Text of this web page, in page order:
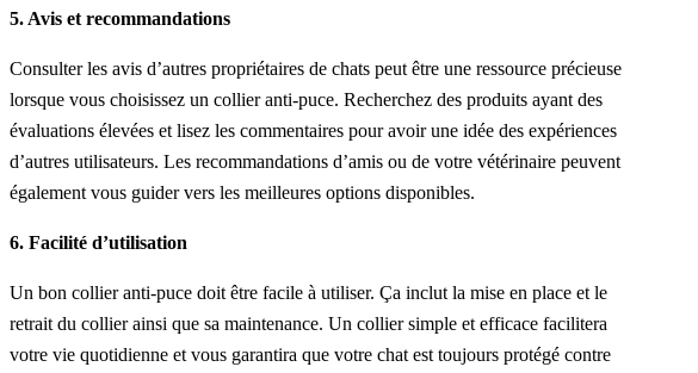
5. Avis et recommandations
Consulter les avis d’autres propriétaires de chats peut être une ressource précieuse
lorsque vous choisissez un collier anti-puce. Recherchez des produits ayant des
évaluations élevées et lisez les commentaires pour avoir une idée des expériences
d’autres utilisateurs. Les recommandations d’amis ou de votre vétérinaire peuvent
également vous guider vers les meilleures options disponibles.
6. Facilité d’utilisation
Un bon collier anti-puce doit être facile à utiliser. Ça inclut la mise en place et le
retrait du collier ainsi que sa maintenance. Un collier simple et efficace facilitera
votre vie quotidienne et vous garantira que votre chat est toujours protégé contre